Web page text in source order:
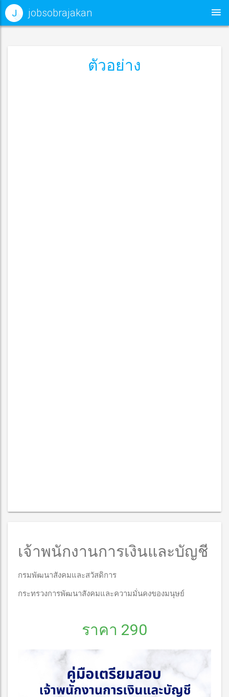
J jobsobrajakan
ตัวอย่าง
เจ้าพนักงานการเงินและบัญชี
กรมพัฒนาสังคมและสวัสดิการ
กระทรวงการพัฒนาสังคมและความมั่นคงของมนุษย์
ราคา 290